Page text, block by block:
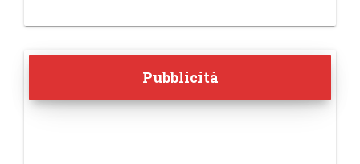
Pubblicità